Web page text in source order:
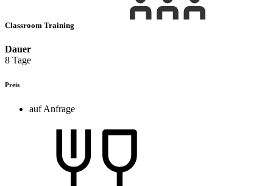
Classroom Training
Dauer
8 Tage
Preis
auf Anfrage